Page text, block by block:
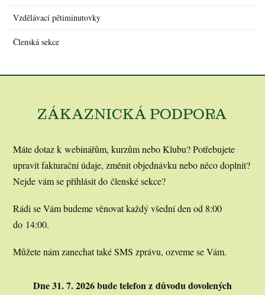
Vzdělávací pětiminutovky
Členská sekce
ZÁKAZNICKÁ PODPORA
Máte dotaz k webinářům, kurzům nebo Klubu? Potřebujete
upravit fakturační údaje, změnit objednávku nebo něco doplnit?
Nejde vám se přihlásit do členské sekce?
Rádi se Vám budeme věnovat každý všední den od 8:00
do 14:00.
Můžete nám zanechat také SMS zprávu, ozveme se Vám.
Dne 31. 7. 2026 bude telefon z důvodu dovolených